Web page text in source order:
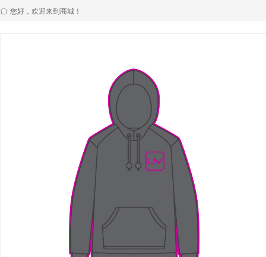
您好，欢迎来到商城！